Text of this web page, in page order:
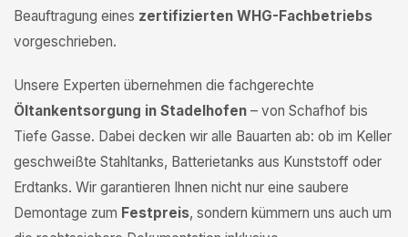
Beauftragung eines zertifizierten WHG-Fachbetriebs
vorgeschrieben.
Unsere Experten übernehmen die fachgerechte
Öltankentsorgung in Stadelhofen – von Schafhof bis
Tiefe Gasse. Dabei decken wir alle Bauarten ab: ob im Keller
geschweißte Stahltanks, Batterietanks aus Kunststoff oder
Erdtanks. Wir garantieren Ihnen nicht nur eine saubere
Demontage zum Festpreis, sondern kümmern uns auch um